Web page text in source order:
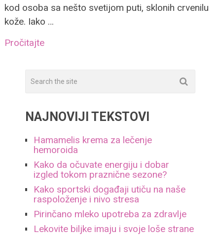
kod osoba sa nešto svetijom puti, sklonih crvenilu
kože. Iako …
Pročitajte
NAJNOVIJI TEKSTOVI
Hamamelis krema za lečenje
hemoroida
Kako da očuvate energiju i dobar
izgled tokom praznične sezone?
Kako sportski događaji utiču na naše
raspoloženje i nivo stresa
Pirinčano mleko upotreba za zdravlje
Lekovite biljke imaju i svoje loše strane